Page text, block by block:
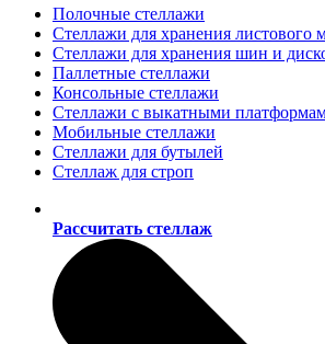
Полочные стеллажи
Стеллажи для хранения листового
Стеллажи для хранения шин и
Паллетные стеллажи
Консольные стеллажи
Стеллажи с выкатными
Мобильные стеллажи
Стеллажи для бутылей
Стеллаж для строп
Рассчитать стеллаж